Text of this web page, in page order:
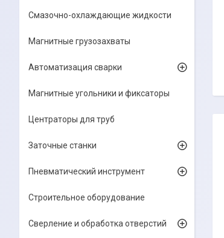
Смазочно-охлаждающие жидкости
Магнитные грузозахваты
Автоматизация сварки
Магнитные угольники и фиксаторы
Центраторы для труб
Заточные станки
Пневматический инструмент
Строительное оборудование
Сверление и обработка отверстий